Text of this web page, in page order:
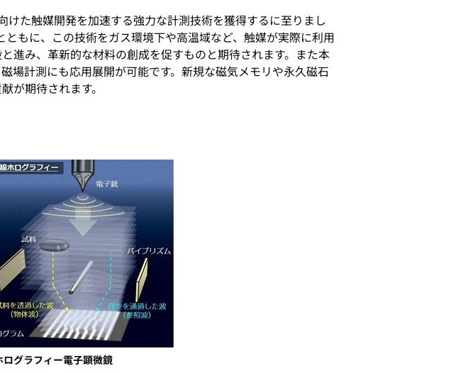
た触媒開発を加速する強力な計測技術を獲得するに至りまし
もに、この技術をガス環境下や高温域など、触媒が実際に利用
進み、革新的な材料の創成を促すものと期待されます。また本
場計測にも応用展開が可能です。新規な磁気メモリや永久磁石
が期待されます。
グラフィー電子顕微鏡